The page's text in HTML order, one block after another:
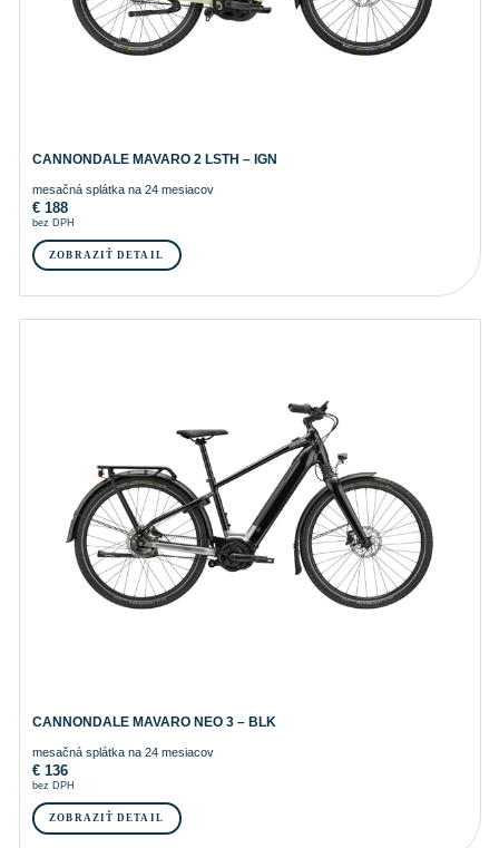
CANNONDALE MAVARO 2 LSTH – IGN
mesačná splátka na 24 mesiacov
€188
bez DPH
ZOBRAZIŤ DETAIL
CANNONDALE MAVARO NEO 3 – BLK
mesačná splátka na 24 mesiacov
€136
bez DPH
ZOBRAZIŤ DETAIL